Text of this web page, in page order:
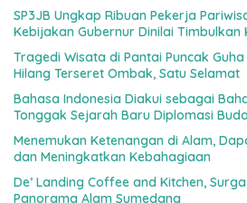
SP3JB Ungkap Ribuan Pekerja
Kebijakan Gubernur Dinilai Timbulkan
Tragedi Wisata di Pantai Puncak
Hilang Terseret Ombak, Satu Selamat
Bahasa Indonesia Diakui sebagai
Tonggak Sejarah Baru Diplomasi
Menemukan Ketenangan di Alam,
dan Meningkatkan Kebahagiaan
De’ Landing Coffee and Kitchen,
Panorama Alam Sumedang